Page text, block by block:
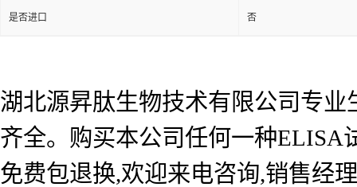
是否进口 否
湖北源昇肽生物技术有限公司专
齐全。购买本公司任何一种ELISA
免费包退换,欢迎来电咨询,销售经